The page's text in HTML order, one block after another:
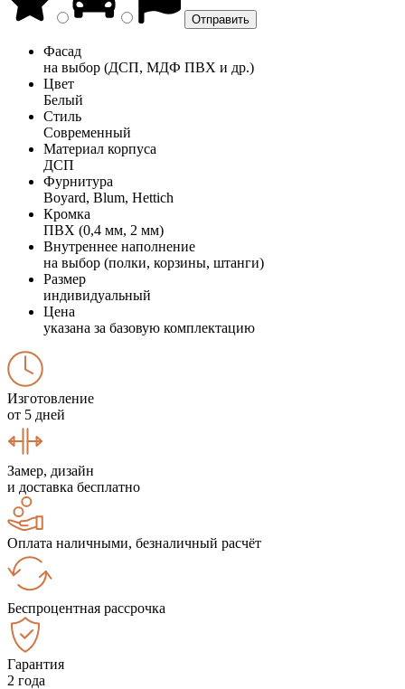
Фасад
на выбор (ДСП, МДФ ПВХ и др.)
Цвет
Белый
Стиль
Современный
Материал корпуса
ДСП
Фурнитура
Boyard, Blum, Hettich
Кромка
ПВХ (0,4 мм, 2 мм)
Внутреннее наполнение
на выбор (полки, корзины, штанги)
Размер
индивидуальный
Цена
указана за базовую комплектацию
Изготовление
от 5 дней
Замер, дизайн
и доставка бесплатно
Оплата наличными, безналичный расчёт
Беспроцентная рассрочка
Гарантия
2 года